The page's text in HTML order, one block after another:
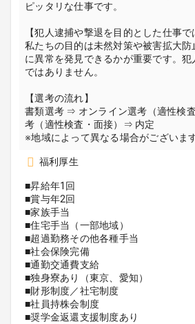
ピッタリな仕事です。
【犯人逮捕や撃退を目的とした仕事で
私たちの目的は未然対策や被害拡大
に異常を発見できるかが重要です。犯
ではありません。
【選考の流れ】
書類選考 ⇒ オンライン選考（適性検
考（適性検査・面接）⇒ 内定
※地域によって異なる場合がございま
福利厚生
■昇給年1回
■賞与年2回
■家族手当
■住宅手当（一部地域）
■超過勤務その他各種手当
■社会保険完備
■通勤交通費支給
■独身寮あり（東京、愛知）
■財形制度／社宅制度
■社員持株会制度
■奨学金返還支援制度あり